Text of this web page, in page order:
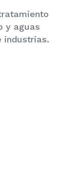
y aguas
industrias.